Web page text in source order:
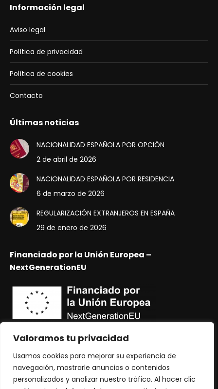
Valoramos tu privacidad
Usamos cookies para mejorar su experiencia de
navegación, mostrarle anuncios o contenidos
personalizados y analizar nuestro tráfico. Al hacer clic
opens
window
Información legal
Aviso legal
Política de privacidad
Política de cookies
Contacto
Últimas noticias
NACIONALIDAD ESPAÑOLA POR OPCIÓN
2 de abril de 2026
NACIONALIDAD ESPAÑOLA POR RESIDENCIA
6 de marzo de 2026
REGULARIZACIÓN EXTRANJEROS EN ESPAÑA
29 de enero de 2026
Financiado por la Unión Europea –
NextGenerationEU